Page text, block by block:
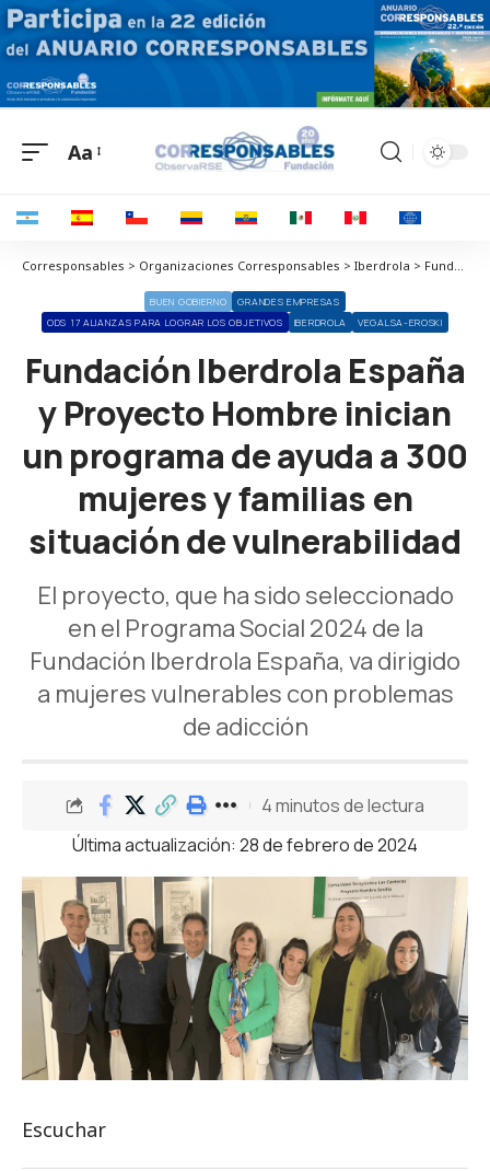
Aa
Corresponsables > Organizaciones Corresponsables > Iberdrola > Fundación Iberdrola España y Proyecto Hombre inician un programa de ayuda a 300 mujeres y familias en situación de vulnerabilidad
BUEN GOBIERNO
GRANDES EMPRESAS
ODS 17 ALIANZAS PARA LOGRAR LOS OBJETIVOS
IBERDROLA VEGALSA-EROSKI
Fundación Iberdrola España
y Proyecto Hombre inician
un programa de ayuda a 300
mujeres y familias en
situación de vulnerabilidad
El proyecto, que ha sido seleccionado
en el Programa Social 2024 de la
Fundación Iberdrola España, va dirigido
a mujeres vulnerables con problemas
de adicción
Última actualización: 28 de febrero de 2024
4 minutos de lectura
Escuchar